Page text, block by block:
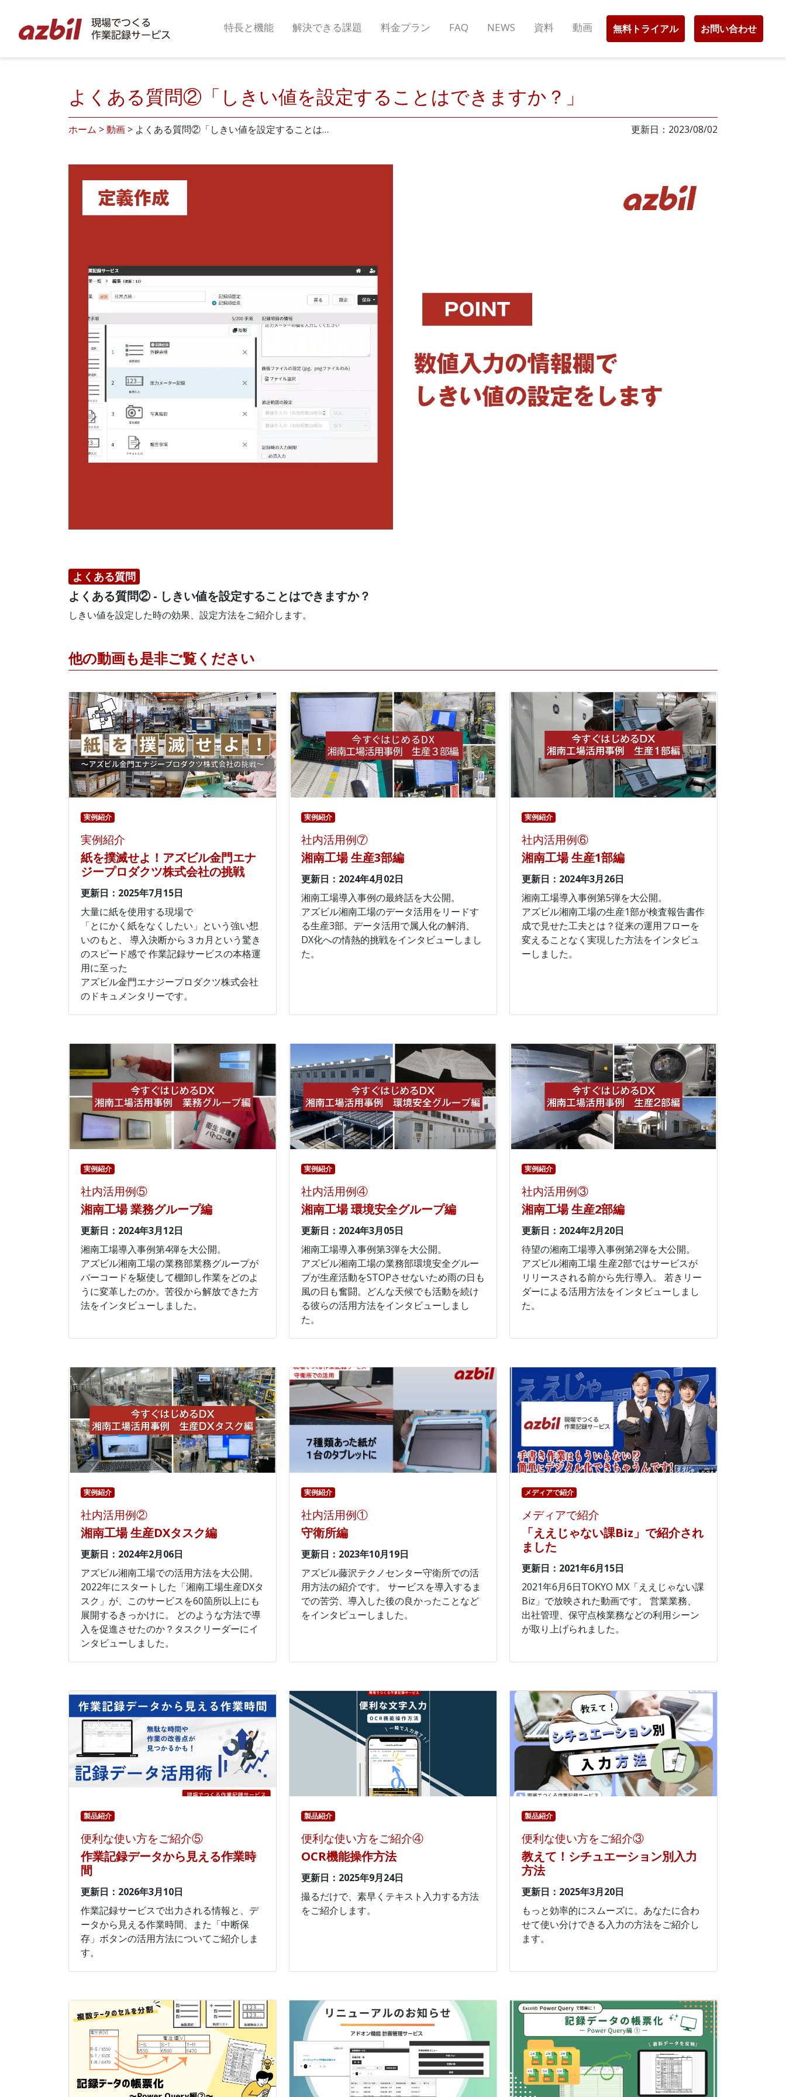
特長と機能 解決できる課題 料金プラン FAQ NEWS 資料 動画 無料トライアル お問い合わせ
よくある質問②「しきい値を設定することはできますか？」
ホーム >動画 > よくある質問②「しきい値を設定することは… 更新日：2023/08/02
よくある質問
よくある質問② - しきい値を設定することはできますか？
しきい値を設定した時の効果、設定方法をご紹介します。
他の動画も是非ご覧ください
実例紹介
実例紹介
紙を撲滅せよ！アズビル金門エナ
ジープロダクツ株式会社の挑戦
更新日：2025年7月15日
大量に紙を使用する現場で
「とにかく紙をなくしたい」という強い想
いのもと、 導入決断から３カ月という驚き
のスピード感で 作業記録サービスの本格運
用に至った
アズビル金門エナジープロダクツ株式会社
のドキュメンタリーです。
実例紹介
社内活用例⑦
湘南工場 生産3部編
更新日：2024年4月02日
湘南工場導入事例の最終話を大公開。
アズビル湘南工場のデータ活用をリードす
る生産3部。データ活用で属人化の解消、
DX化への情熱的挑戦をインタビューしまし
た。
実例紹介
社内活用例⑥
湘南工場 生産1部編
更新日：2024年3月26日
湘南工場導入事例第5弾を大公開。
アズビル湘南工場の生産1部が検査報告書作
成で見せた工夫とは？従来の運用フローを
変えることなく実現した方法をインタビュ
ーしました。
実例紹介
社内活用例⑤
湘南工場 業務グループ編
更新日：2024年3月12日
湘南工場導入事例第4弾を大公開。
アズビル湘南工場の業務部業務グループが
バーコードを駆使して棚卸し作業をどのよ
うに変革したのか。苦役から解放できた方
法をインタビューしました。
実例紹介
社内活用例④
湘南工場 環境安全グループ編
更新日：2024年3月05日
湘南工場導入事例第3弾を大公開。
アズビル湘南工場の業務部環境安全グルー
プが生産活動をSTOPさせないため雨の日も
風の日も奮闘。どんな天候でも活動を続け
る彼らの活用方法をインタビューしまし
た。
実例紹介
社内活用例③
湘南工場 生産2部編
更新日：2024年2月20日
待望の湘南工場導入事例第2弾を大公開。
アズビル湘南工場 生産2部ではサービスが
リリースされる前から先行導入。 若きリー
ダーによる活用方法をインタビューしまし
た。
実例紹介
社内活用例②
湘南工場 生産DXタスク編
更新日：2024年2月06日
アズビル湘南工場での活用方法を大公開。
2022年にスタートした「湘南工場生産DXタ
スク」が、このサービスを60箇所以上にも
展開するきっかけに。 どのような方法で導
入を促進させたのか？タスクリーダーにイ
ンタビューしました。
実例紹介
社内活用例①
守衛所編
更新日：2023年10月19日
アズビル藤沢テクノセンター守衛所での活
用方法の紹介です。 サービスを導入するま
での苦労、導入した後の良かったことなど
をインタビューしました。
メディアで紹介
メディアで紹介
「ええじゃない課Biz」で紹介され
ました
更新日：2021年6月15日
2021年6月6日TOKYO MX「ええじゃない課
Biz」で放映された動画です。 営業業務、
出社管理、保守点検業務などの利用シーン
が取り上げられました。
製品紹介
便利な使い方をご紹介⑤
作業記録データから見える作業時
間
更新日：2026年3月10日
作業記録サービスで出力される情報と、デ
ータから見える作業時間、また「中断保
存」ボタンの活用方法についてご紹介しま
す。
製品紹介
便利な使い方をご紹介④
OCR機能操作方法
更新日：2025年9月24日
撮るだけで、素早くテキスト入力する方法
をご紹介します。
製品紹介
便利な使い方をご紹介③
教えて！シチュエーション別入力
方法
更新日：2025年3月20日
もっと効率的にスムーズに。あなたに合わ
せて使い分けできる入力の方法をご紹介し
ます。